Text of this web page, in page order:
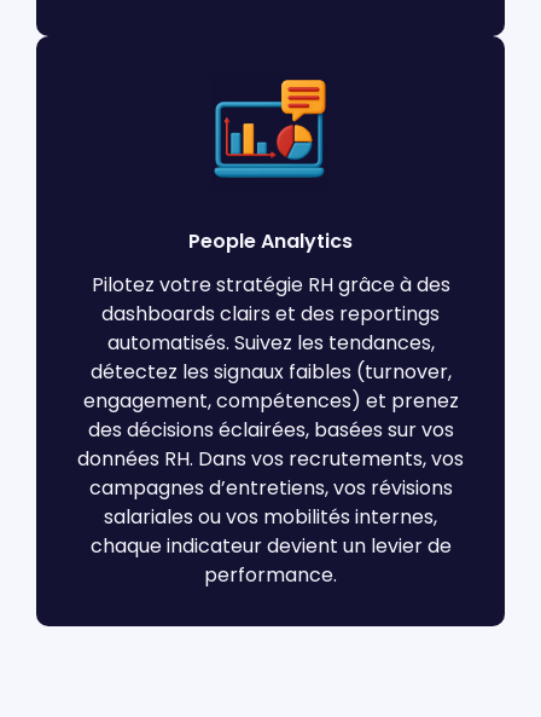
People Analytics
Pilotez votre stratégie RH grâce à des
dashboards clairs et des reportings
automatisés. Suivez les tendances,
détectez les signaux faibles (turnover,
engagement, compétences) et prenez
des décisions éclairées, basées sur vos
données RH. Dans vos recrutements, vos
campagnes d’entretiens, vos révisions
salariales ou vos mobilités internes,
chaque indicateur devient un levier de
performance.